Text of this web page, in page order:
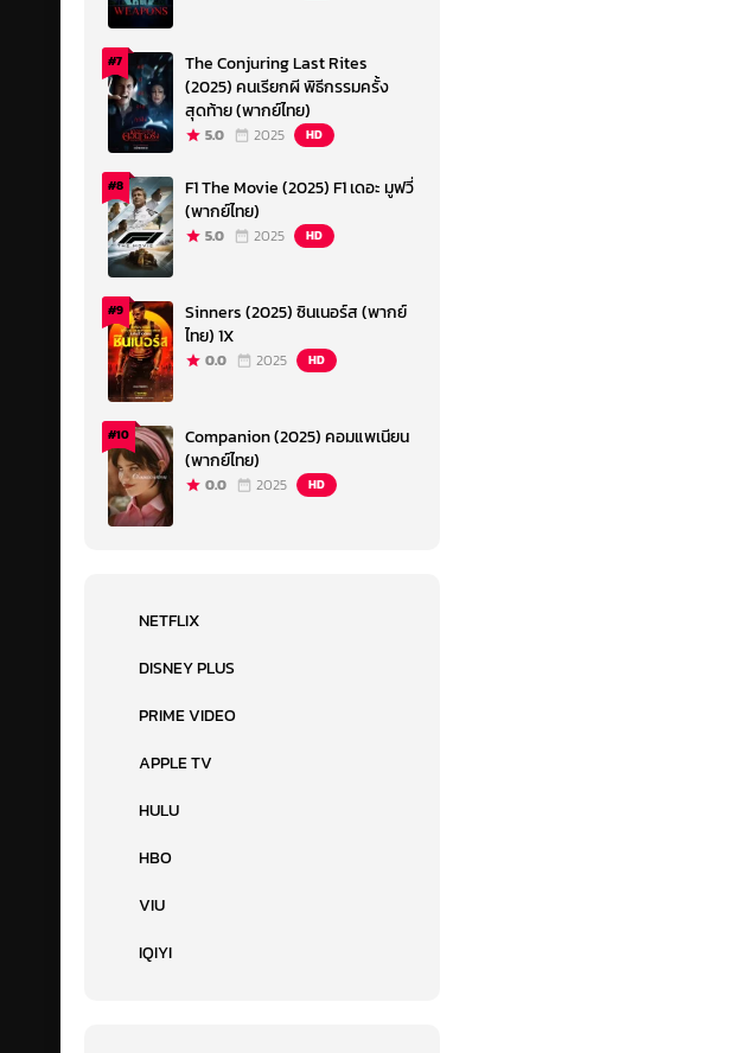
#7
The Conjuring Last Rites
(2025) คนเรียกผี พิธีกรรมครั้ง
สุดท้าย (พากย์ไทย)
5.0 2025 HD
#8
F1 The Movie (2025) F1 เดอะ มูฟวี่
(พากย์ไทย)
5.0 2025 HD
#9
Sinners (2025) ซินเนอร์ส (พากย์
ไทย) 1X
0.0 2025 HD
#10
Companion (2025) คอมแพเนียน
(พากย์ไทย)
0.0 2025 HD
NETFLIX
DISNEY PLUS
PRIME VIDEO
APPLE TV
HULU
HBO
VIU
IQIYI